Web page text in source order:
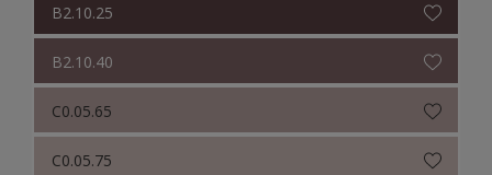
B2.10.25
B2.10.40
C0.05.65
C0.05.75